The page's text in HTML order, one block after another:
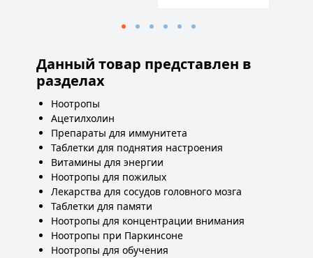
Данный товар представлен в
разделах
Ноотропы
Ацетилхолин
Препараты для иммунитета
Таблетки для поднятия настроения
Витамины для энергии
Ноотропы для пожилых
Лекарства для сосудов головного мозга
Таблетки для памяти
Ноотропы для концентрации внимания
Ноотропы при Паркинсоне
Ноотропы для обучения